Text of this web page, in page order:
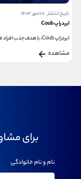
تاریخ انتشار : ۲۸ مهر ۱۴۰۳
ایردراپ Coub
ایردراپ Coub، با هدف جذب افراد فعال با روشی منحصر...
مشاهده
برای
نام و نام خانوادگی